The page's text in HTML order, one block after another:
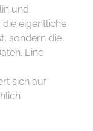
und
eigentliche
sondern die
Eine
sich auf